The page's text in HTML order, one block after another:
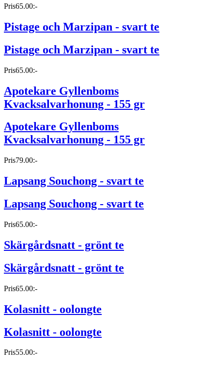
Pris65.00:-
Pistage och Marzipan - svart te
Pistage och Marzipan - svart te
Pris65.00:-
Apotekare Gyllenboms
Kvacksalvarhonung - 155 gr
Apotekare Gyllenboms
Kvacksalvarhonung - 155 gr
Pris79.00:-
Lapsang Souchong - svart te
Lapsang Souchong - svart te
Pris65.00:-
Skärgårdsnatt - grönt te
Skärgårdsnatt - grönt te
Pris65.00:-
Kolasnitt - oolongte
Kolasnitt - oolongte
Pris55.00:-